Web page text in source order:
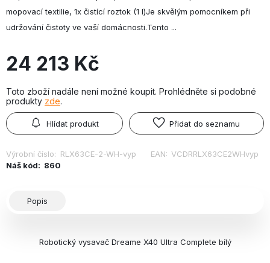
mopovací textilie, 1x čistící roztok (1 l)Je skvělým pomocníkem při
udržování čistoty ve vaší domácnosti.Tento ...
24 213 Kč
Toto zboží nadále není možné koupit. Prohlédněte si podobné
produkty zde.
Hlídat produkt Přidat do seznamu
Výrobní číslo: RLX63CE-2-WH-vyp EAN: VCDRRLX63CE2WHvyp
Náš kód: 860
Popis
Robotický vysavač Dreame X40 Ultra Complete bílý